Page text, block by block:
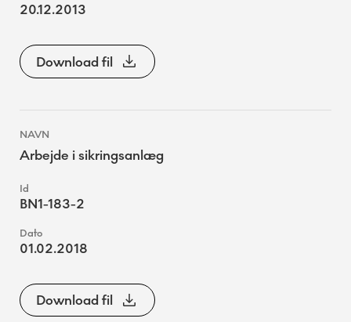
20.12.2013
Download fil
Arbejde i sikringsanlæg
BN1-183-2
01.02.2018
Download fil